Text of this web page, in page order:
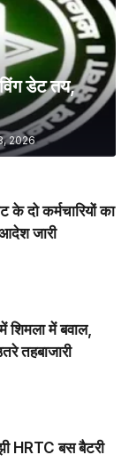
डेट तय,
2026
के दो कर्मचारियों का
आदेश जारी
शिमला में बवाल,
तहबाजारी
HRTC बस बैटरी